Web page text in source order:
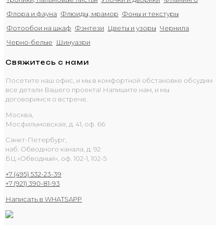
Флора и фауна Флюиды, мрамор Фоны и текстуры
Фотообои на шкаф Фэнтези Цветы и узоры Чернила
Черно-белые
Шинуазри
Свяжитесь с нами
Посетите наш офис, и мы в комфортной обстановке обсудим
все детали Вашего проекта! Напишите нам, и мы
договоримся о встрече.
Москва,
Мосфильмовская, д. 41, оф. 66
Санкт-Петербург,
наб. Обводного канала, д. 92
БЦ «Обводный», оф. 102-1, 102-5
+7 (495) 532-23-39
+7 (921) 390-81-93
Написать в WHATSAPP